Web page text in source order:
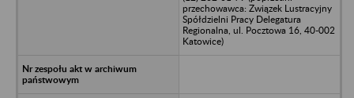
przechowawca: Związek Lustracyjny
Spółdzielni Pracy Delegatura
Regionalna, ul. Pocztowa 16, 40-002
Katowice)